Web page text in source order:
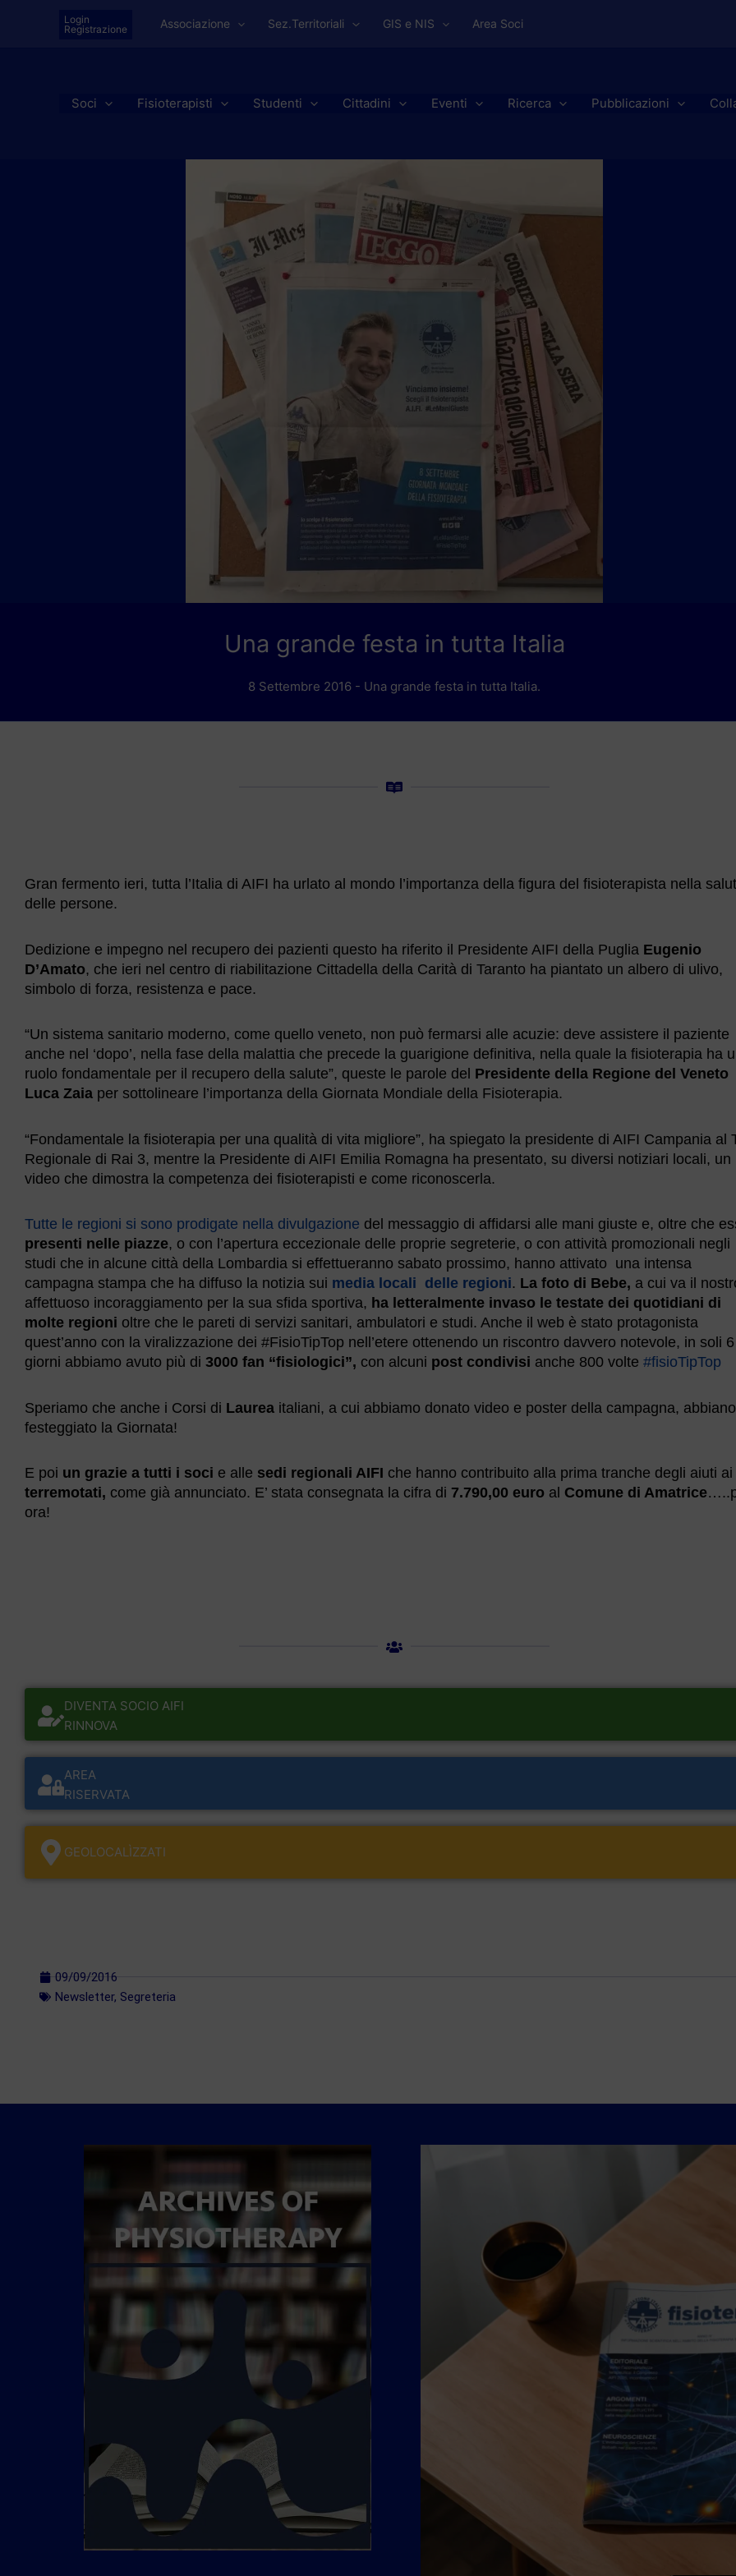
Login
Registrazione
Associazione Sez.Territoriali GIS e NIS Area Soci
Soci Fisioterapisti Studenti Cittadini Eventi Ricerca Pubblicazioni
Una grande festa in tutta Italia
8 Settembre 2016 - Una grande festa in tutta Italia.
Gran fermento ieri, tutta l’Italia di AIFI ha urlato al mondo l’importanza della figura del fisioterapista nella
delle persone.
Dedizione e impegno nel recupero dei pazienti questo ha riferito il Presidente AIFI della Puglia Eugenio
D’Amato, che ieri nel centro di riabilitazione Cittadella della Carità di Taranto ha piantato un albero di ulivo,
simbolo di forza, resistenza e pace.
“Un sistema sanitario moderno, come quello veneto, non può fermarsi alle acuzie: deve assistere il paziente
anche nel ‘dopo’, nella fase della malattia che precede la guarigione definitiva, nella quale la fisioterapia ha
ruolo fondamentale per il recupero della salute”, queste le parole del Presidente della Regione del Veneto
Luca Zaia per sottolineare l’importanza della Giornata Mondiale della Fisioterapia.
“Fondamentale la fisioterapia per una qualità di vita migliore”, ha spiegato la presidente di AIFI Campania al
Regionale di Rai 3, mentre la Presidente di AIFI Emilia Romagna ha presentato, su diversi notiziari locali, un
video che dimostra la competenza dei fisioterapisti e come riconoscerla.
Tutte le regioni si sono prodigate nella divulgazione del messaggio di affidarsi alle mani giuste e, oltre che
presenti nelle piazze, o con l’apertura eccezionale delle proprie segreterie, o con attività promozionali negli
studi che in alcune città della Lombardia si effettueranno sabato prossimo, hanno attivato una intensa
campagna stampa che ha diffuso la notizia sui media locali delle regioni. La foto di Bebe, a cui va il
affettuoso incoraggiamento per la sua sfida sportiva, ha letteralmente invaso le testate dei quotidiani di
molte regioni oltre che le pareti di servizi sanitari, ambulatori e studi. Anche il web è stato protagonista
quest’anno con la viralizzazione dei #FisioTipTop nell’etere ottenendo un riscontro davvero notevole, in soli 6
giorni abbiamo avuto più di 3000 fan “fisiologici”, con alcuni post condivisi anche 800 volte #fisioTipTop
Speriamo che anche i Corsi di Laurea italiani, a cui abbiamo donato video e poster della campagna, abbiano
festeggiato la Giornata!
E poi un grazie a tutti i soci e alle sedi regionali AIFI che hanno contribuito alla prima tranche degli aiuti ai
terremotati, come già annunciato. E’ stata consegnata la cifra di 7.790,00 euro al Comune di Amatrice
ora!
DIVENTA SOCIO AIFI
RINNOVA
AREA
RISERVATA
GEOLOCALÌZZATI
09/09/2016
Newsletter, Segreteria